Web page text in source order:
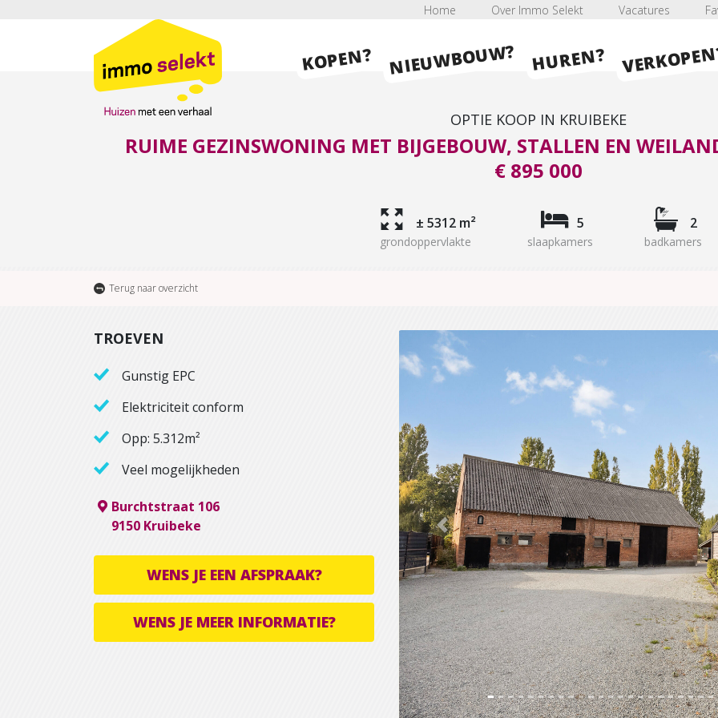
Home Over Immo Selekt Vacatures
KOPEN? NIEUWBOUW? HUREN?
OPTIE KOOP IN KRUIBEKE
RUIME GEZINSWONING MET BIJGEBOUW, STALLEN EN
€ 895 000
± 5312 m²
grondoppervlakte
5
slaapkamers
2
badkamers
Terug naar overzicht
Previous
TROEVEN
Gunstig EPC
Elektriciteit conform
Opp: 5.312m²
Veel mogelijkheden
Burchtstraat 106
9150 Kruibeke
WENS JE EEN AFSPRAAK?
WENS JE MEER INFORMATIE?